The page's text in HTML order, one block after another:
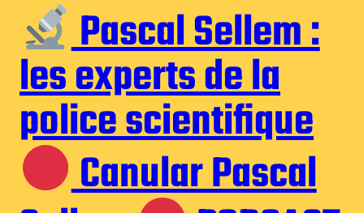
Pascal Sellem :
les experts de la
police scientifique
Canular Pascal